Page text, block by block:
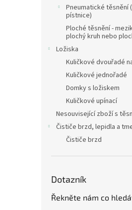
Pneumatické těsnění
pístnice)
Ploché těsnění -
plochý kruh nebo
Ložiska
Kuličkové dvouřadé
Kuličkové jednořadé
Domky s ložiskem
Kuličkové upínací
Nesouvisející zboží s
Čističe brzd, lepidla a
Čističe brzd
Dotazník
Řekněte nám co